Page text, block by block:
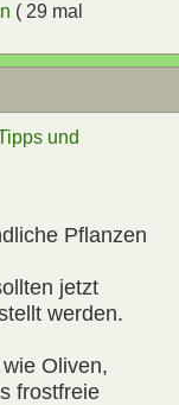
( 29 mal
und
Pflanzen
jetzt
werden.
Oliven,
frostfreie